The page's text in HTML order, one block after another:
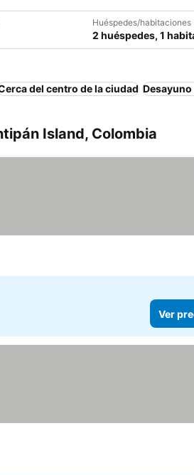
Huéspedes/habitaciones
2 huéspedes, 1
del centro de la ciudad
Island, Colombia
Ver